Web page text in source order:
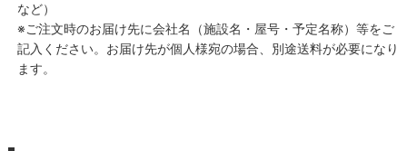
など）
※ご注文時のお届け先に会社名（施設名・屋号・予定名称）等をご
記入ください。お届け先が個人様宛の場合、別途送料が必要になり
ます。